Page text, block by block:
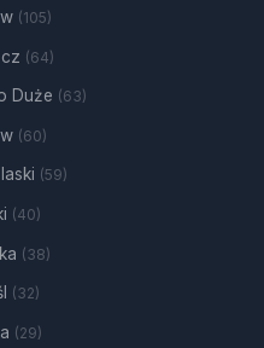
(105)
(64)
Duże (63)
(60)
(59)
(40)
(38)
(32)
(29)